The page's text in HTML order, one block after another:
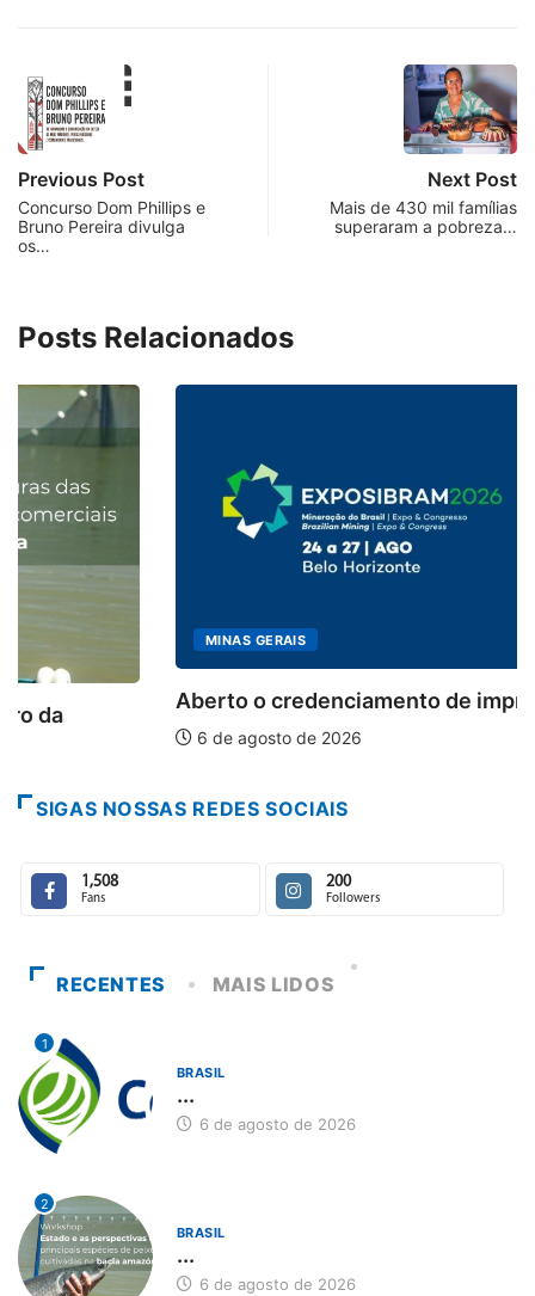
Previous Post
Concurso Dom Phillips e
Bruno Pereira divulga
os…
Next Post
Mais de 430 mil famílias
superaram a pobreza…
Posts Relacionados
Aberto o credenciamento de imprensa para a...
6 de agosto de 2026
SIGAS NOSSAS REDES SOCIAIS
1,508
Fans
200
Followers
RECENTES MAIS LIDOS
1
BRASIL
...
6 de agosto de 2026
2
BRASIL
...
6 de agosto de 2026